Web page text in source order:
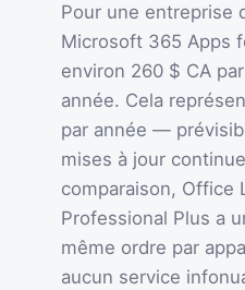
Pour une entreprise
Microsoft 365 Apps
environ 260 $ CA
année. Cela
par année —
mises à jour
comparaison, Office
Professional Plus a
même ordre par
aucun service